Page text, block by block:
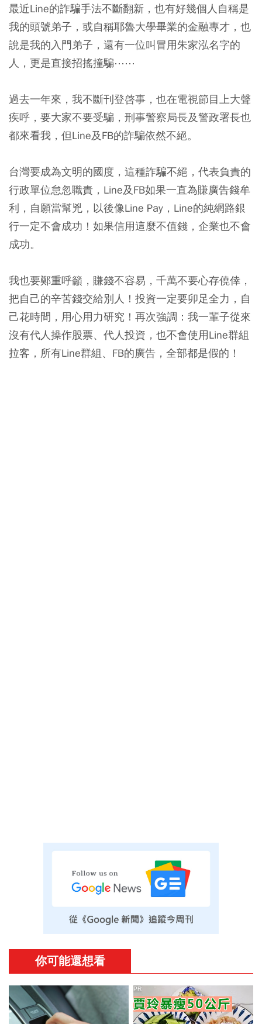
最近Line的詐騙手法不斷翻新，也有好幾個人自稱是
我的頭號弟子，或自稱耶魯大學畢業的金融專才，也
說是我的入門弟子，還有一位叫冒用朱家泓名字的
人，更是直接招搖撞騙⋯⋯
過去一年來，我不斷刊登啓事，也在電視節目上大聲
疾呼，要大家不要受騙，刑事警察局長及警政署長也
都來看我，但Line及FB的詐騙依然不絕。
台灣要成為文明的國度，這種詐騙不絕，代表負責的
行政單位怠忽職責，Line及FB如果一直為賺廣告錢牟
利，自願當幫兇，以後像Line Pay，Line的純網路銀
行一定不會成功！如果信用這麼不值錢，企業也不會
成功。
我也要鄭重呼籲，賺錢不容易，千萬不要心存僥倖，
把自己的辛苦錢交給別人！投資一定要卯足全力，自
己花時間，用心用力研究！再次強調：我一輩子從來
沒有代人操作股票、代人投資，也不會使用Line群組
拉客，所有Line群組、FB的廣告，全部都是假的！